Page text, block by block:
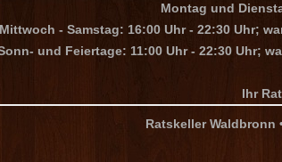
Montag und
Mittwoch - Samstag: 16:00 Uhr - 22:30 Uhr;
und Feiertage: 11:00 Uhr - 22:30 Uhr;
Ihr
Ratskeller Waldbronn